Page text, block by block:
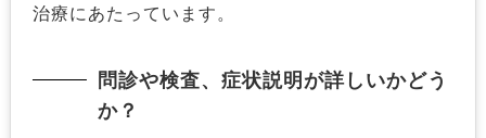
治療にあたっています。
問診や検査、症状説明が詳しいかどう
か？